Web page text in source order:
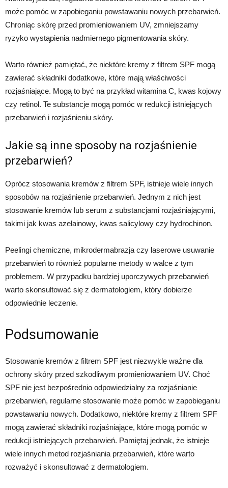
może pomóc w zapobieganiu powstawaniu nowych przebarwień.
Chroniąc skórę przed promieniowaniem UV, zmniejszamy
ryzyko wystąpienia nadmiernego pigmentowania skóry.
Warto również pamiętać, że niektóre kremy z filtrem SPF mogą
zawierać składniki dodatkowe, które mają właściwości
rozjaśniające. Mogą to być na przykład witamina C, kwas kojowy
czy retinol. Te substancje mogą pomóc w redukcji istniejących
przebarwień i rozjaśnieniu skóry.
Jakie są inne sposoby na rozjaśnienie
przebarwień?
Oprócz stosowania kremów z filtrem SPF, istnieje wiele innych
sposobów na rozjaśnienie przebarwień. Jednym z nich jest
stosowanie kremów lub serum z substancjami rozjaśniającymi,
takimi jak kwas azelainowy, kwas salicylowy czy hydrochinon.
Peelingi chemiczne, mikrodermabrazja czy laserowe usuwanie
przebarwień to również popularne metody w walce z tym
problemem. W przypadku bardziej uporczywych przebarwień
warto skonsultować się z dermatologiem, który dobierze
odpowiednie leczenie.
Podsumowanie
Stosowanie kremów z filtrem SPF jest niezwykle ważne dla
ochrony skóry przed szkodliwym promieniowaniem UV. Choć
SPF nie jest bezpośrednio odpowiedzialny za rozjaśnianie
przebarwień, regularne stosowanie może pomóc w zapobieganiu
powstawaniu nowych. Dodatkowo, niektóre kremy z filtrem SPF
mogą zawierać składniki rozjaśniające, które mogą pomóc w
redukcji istniejących przebarwień. Pamiętaj jednak, że istnieje
wiele innych metod rozjaśniania przebarwień, które warto
rozważyć i skonsultować z dermatologiem.